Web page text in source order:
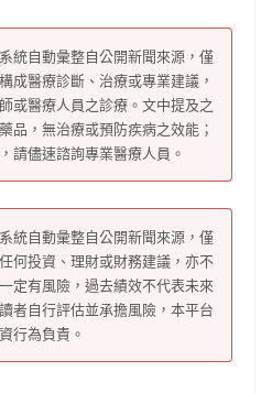
統自動彙整自公開新聞來源，僅
成醫療診斷、治療或專業建議，
或醫療人員之診療。文中提及之
品，無治療或預防疾病之效能；
請儘速諮詢專業醫療人員。
統自動彙整自公開新聞來源，僅
何投資、理財或財務建議，亦不
定有風險，過去績效不代表未來
者自行評估並承擔風險，本平台
行為負責。